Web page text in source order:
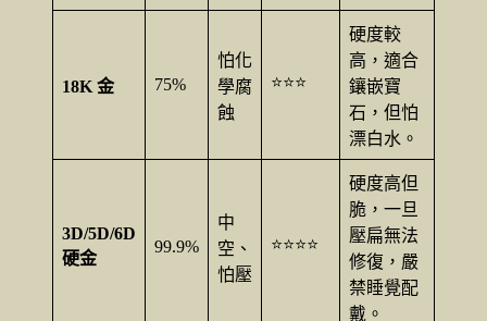
18K 金 75%
怕化
學腐
蝕
⭐⭐⭐
硬度較
高，適合
鑲嵌寶
石，但怕
漂白水。
3D/5D/6D
硬金
99.9%
中
空、
怕壓
⭐⭐⭐⭐
硬度高但
脆，一旦
壓扁無法
修復，嚴
禁睡覺配
戴。